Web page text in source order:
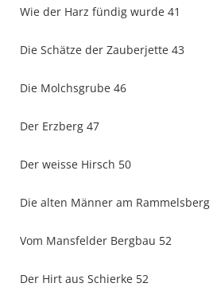
Wie der Harz fündig wurde 41
Die Schätze der Zauberjette 43
Die Molchsgrube 46
Der Erzberg 47
Der weisse Hirsch 50
Die alten Männer am Rammelsberg
Vom Mansfelder Bergbau 52
Der Hirt aus Schierke 52